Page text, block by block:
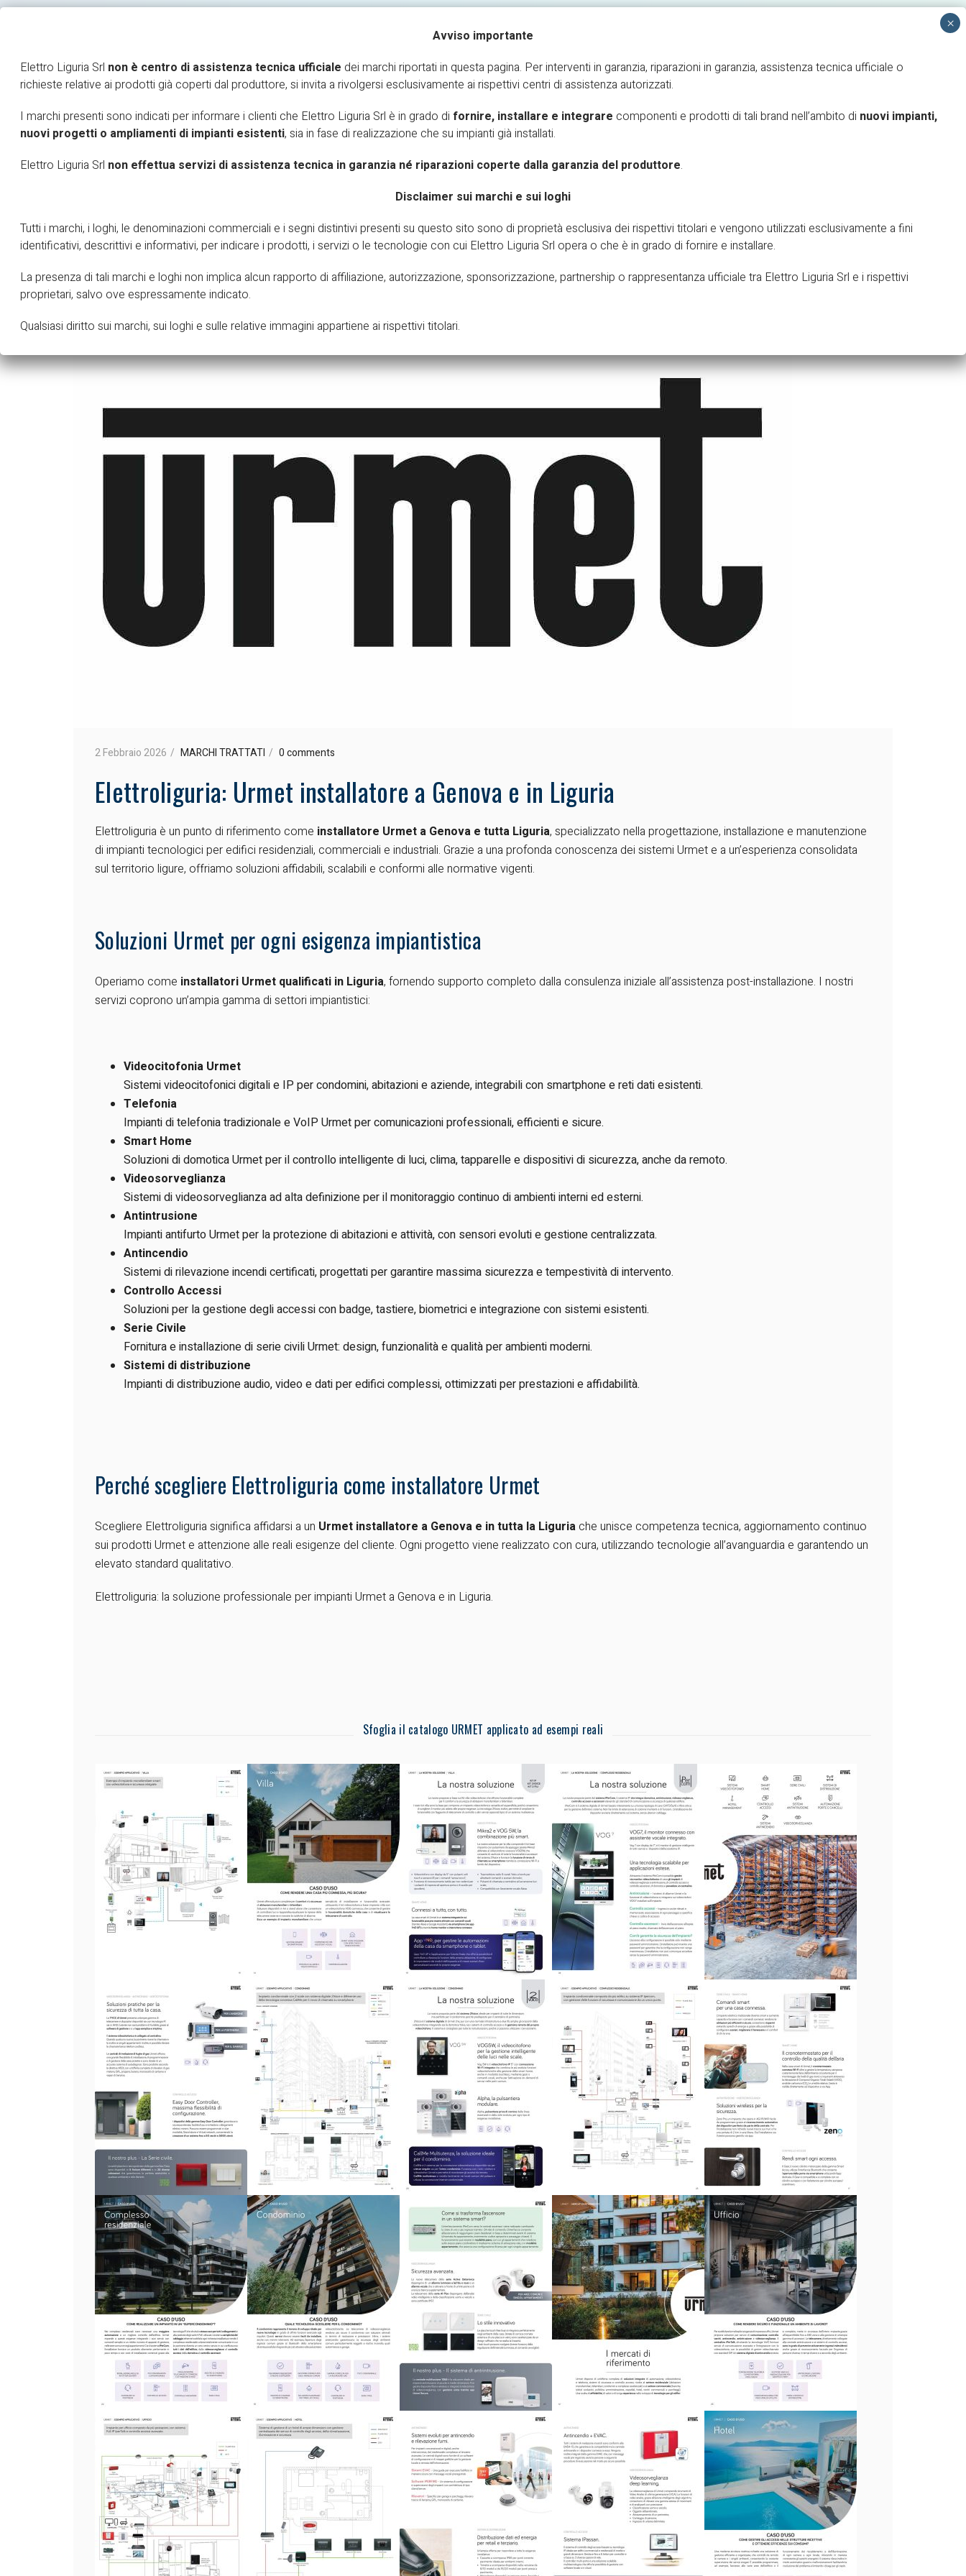
HOME IMPIANTI ELETTRICI BLOG PROMO GALLERY CONTATTACI RICHIESTA INTERVENTO AREA RISERVATA
Urmet
HOME MARCHI TRATTATI URMET
2 Febbraio 2026 MARCHI TRATTATI 0 comments
Elettroliguria: Urmet installatore a Genova e in Liguria
Elettroliguria è un punto di riferimento come installatore Urmet a Genova e tutta Liguria, specializzato nella progettazione, installazione e manutenzione
di impianti tecnologici per edifici residenziali, commerciali e industriali. Grazie a una profonda conoscenza dei sistemi Urmet e a un’esperienza consolidata
sul territorio ligure, offriamo soluzioni affidabili, scalabili e conformi alle normative vigenti.
Soluzioni Urmet per ogni esigenza impiantistica
Operiamo come installatori Urmet qualificati in Liguria, fornendo supporto completo dalla consulenza iniziale all’assistenza post-installazione. I nostri
servizi coprono un’ampia gamma di settori impiantistici:
Videocitofonia Urmet
Sistemi videocitofonici digitali e IP per condomini, abitazioni e aziende, integrabili con smartphone e reti dati esistenti.
Telefonia
Impianti di telefonia tradizionale e VoIP Urmet per comunicazioni professionali, efficienti e sicure.
Smart Home
Soluzioni di domotica Urmet per il controllo intelligente di luci, clima, tapparelle e dispositivi di sicurezza, anche da remoto.
Videosorveglianza
Sistemi di videosorveglianza ad alta definizione per il monitoraggio continuo di ambienti interni ed esterni.
Antintrusione
Impianti antifurto Urmet per la protezione di abitazioni e attività, con sensori evoluti e gestione centralizzata.
Antincendio
Sistemi di rilevazione incendi certificati, progettati per garantire massima sicurezza e tempestività di intervento.
Controllo Accessi
Soluzioni per la gestione degli accessi con badge, tastiere, biometrici e integrazione con sistemi esistenti.
Serie Civile
Fornitura e installazione di serie civili Urmet: design, funzionalità e qualità per ambienti moderni.
Sistemi di distribuzione
Impianti di distribuzione audio, video e dati per edifici complessi, ottimizzati per prestazioni e affidabilità.
Perché scegliere Elettroliguria come installatore Urmet
Scegliere Elettroliguria significa affidarsi a un Urmet installatore a Genova e in tutta la Liguriache unisce competenza tecnica, aggiornamento continuo
sui prodotti Urmet e attenzione alle reali esigenze del cliente. Ogni progetto viene realizzato con cura, utilizzando tecnologie all’avanguardia e garantendo un
elevato standard qualitativo.
Elettroliguria: la soluzione professionale per impianti Urmet a Genova e in Liguria.
Sfoglia il catalogo URMET applicato ad esempi reali
Avviso importante
Elettro Liguria Srl non è centro di assistenza tecnica ufficiale dei marchi riportati in questa pagina. Per interventi in garanzia, riparazioni in garanzia, assistenza tecnica ufficiale o
richieste relative ai prodotti già coperti dal produttore, si invita a rivolgersi esclusivamente ai rispettivi centri di assistenza autorizzati.
I marchi presenti sono indicati per informare i clienti che Elettro Liguria Srl è in grado di fornire, installare e integrare componenti e prodotti di tali brand nell’ambito di nuovi impianti,
nuovi progetti o ampliamenti di impianti esistenti, sia in fase di realizzazione che su impianti già installati.
Elettro Liguria Srl non effettua servizi di assistenza tecnica in garanzia né riparazioni coperte dalla garanzia del produttore.
Disclaimer sui marchi e sui loghi
Tutti i marchi, i loghi, le denominazioni commerciali e i segni distintivi presenti su questo sito sono di proprietà esclusiva dei rispettivi titolari e vengono utilizzati esclusivamente a fini
identificativi, descrittivi e informativi, per indicare i prodotti, i servizi o le tecnologie con cui Elettro Liguria Srl opera o che è in grado di fornire e installare.
La presenza di tali marchi e loghi non implica alcun rapporto di affiliazione, autorizzazione, sponsorizzazione, partnership o rappresentanza ufficiale tra Elettro Liguria Srl e i rispettivi
proprietari, salvo ove espressamente indicato.
Qualsiasi diritto sui marchi, sui loghi e sulle relative immagini appartiene ai rispettivi titolari.